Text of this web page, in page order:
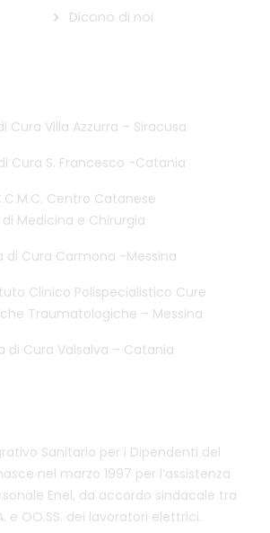
Dicono di noi
Cura Villa Azzurra – Siracusa
Cura S. Francesco -Catania
Centro Catanese
di Medicina e Chirurgia
di Cura Carmona -Messina
Clinico Polispecialistico Cure
Traumatologiche – Messina
di Cura Valsalva – Catania
Sanitario per i Dipendenti del
nel marzo 1997 per l’assistenza
Enel, da accordo sindacale tra
e OO.SS. dei lavoratori elettrici.